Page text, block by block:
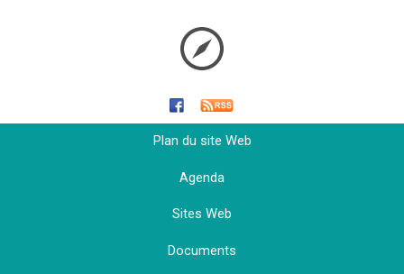
Plan du site Web
Agenda
Sites Web
Documents